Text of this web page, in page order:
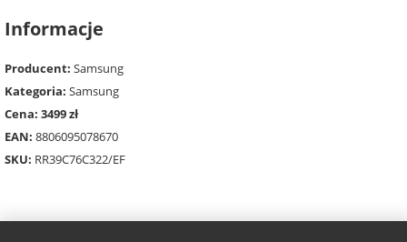
Informacje
Producent: Samsung
Kategoria: Samsung
Cena: 3499 zł
EAN: 8806095078670
SKU: RR39C76C322/EF